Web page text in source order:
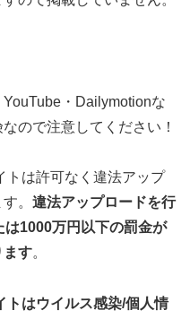
・Dailymotionな
ので注意してください！
トは許可なく違法アップ
。 違法アップロードを行
は1000万円以下の罰金が
ます。
トはウイルス感染/個人情